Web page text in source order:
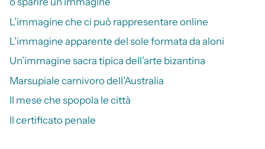
L’immagine che ci può rappresentare online
L’immagine apparente del sole formata da aloni
Un’immagine sacra tipica dell’arte bizantina
Marsupiale carnivoro dell’Australia
Il mese che spopola le città
Il certificato penale